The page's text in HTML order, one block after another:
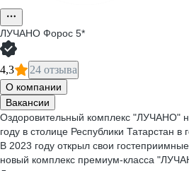
ЛУЧАНО Форос 5*
4,3 24 отзыва
О компании
Вакансии
Оздоровительный комплекс "ЛУЧАНО"
году в столице Республики Татарстан в
В 2023 году открыл свои
новый комплекс премиум-класса